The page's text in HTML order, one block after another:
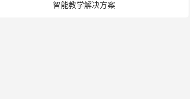
智能教学解决方案